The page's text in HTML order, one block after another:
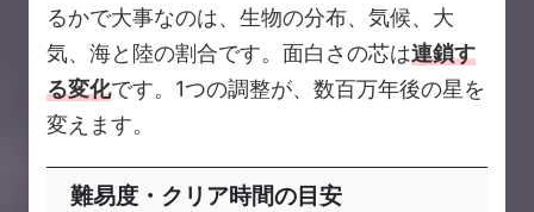
るかで大事なのは、生物の分布、気候、大
気、海と陸の割合です。面白さの芯は連鎖す
る変化です。1つの調整が、数百万年後の星を
変えます。
難易度・クリア時間の目安